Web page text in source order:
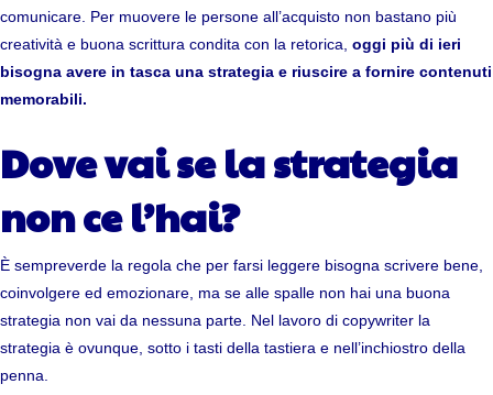
comunicare. Per muovere le persone all’acquisto non bastano più
creatività e buona scrittura condita con la retorica, oggi più di ieri
bisogna avere in tasca una strategia e riuscire a fornire contenuti
memorabili.
Dove vai se la strategia
non ce l’hai?
È sempreverde la regola che per farsi leggere bisogna scrivere bene,
coinvolgere ed emozionare, ma se alle spalle non hai una buona
strategia non vai da nessuna parte. Nel lavoro di copywriter la
strategia è ovunque, sotto i tasti della tastiera e nell’inchiostro della
penna.